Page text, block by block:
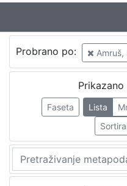
Probrano po: Amruš,
Prikazano
Faseta Lista